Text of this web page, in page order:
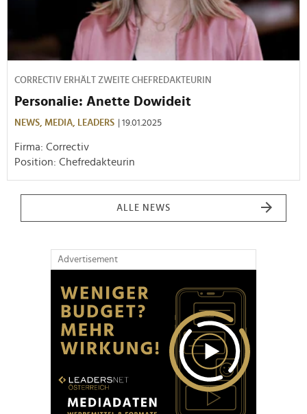
CORRECTIV ERHÄLT ZWEITE CHEFREDAKTEURIN
Personalie: Anette Dowideit
NEWS, MEDIA, LEADERS | 19.01.2025
Firma: Correctiv
Position: Chefredakteurin
ALLE NEWS
Advertisement